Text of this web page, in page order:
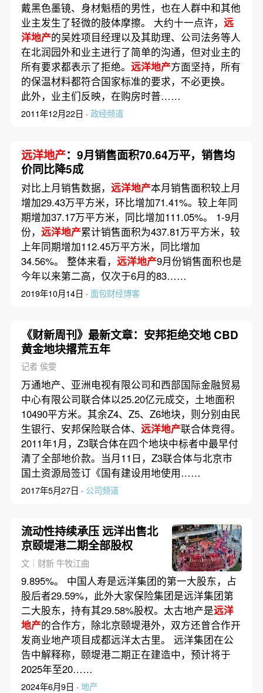
戴黑色墨镜、身材魁梧的男性，也在人群中和其他
业主发生了轻微的肢体摩擦。 大约十一点许， 远
洋地产的吴姓项目经理以及其助理、公司法务等人
在北润园外和业主进行了简单的沟通，但对业主的
所有要求都表示了拒绝。 远洋地产方面坚持，所有
的保温材料都符合国家标准的要求，不必更换。
此外，业主们反映，在购房时普……
2011年12月22日 · 政经频道
远洋地产：9月销售面积70.64万平，销售均
价同比降5成
对比上月销售数据， 远洋地产本月销售面积较上月
增加29.43万平方米，环比增加71.41%。较上年同
期增加37.17万平方米，同比增加111.05%。 1-9月
份， 远洋地产累计销售面积为437.81万平方米，较
上年同期增加112.45万平方米，同比增加
34.56%。 整体来看， 远洋地产9月份销售面积也是
今年以来第二高，仅次于6月的83……
2019年10月14日 · 面包财经博客
《财新周刊》最新文章：安邦拒绝交地 CBD
黄金地块撂荒五年
记者 侯雯
万通地产、亚洲电视有限公司和西部国际金融贸易
中心有限公司联合体以25.20亿元成交，土地面积
10490平方米。其余Z4、Z5、Z6地块，则分别由民
生银行、安邦保险联合体、 远洋地产联合体竞得。
2011年1月，Z3联合体在四个地块中标者中最早付
清了全部地价款。当月11日，Z3联合体与北京市
国土资源局签订《国有建设用地使用……
2017年5月27日 · 公司频道
流动性持续承压 远洋出售北
京颐堤港二期全部股权
文｜财新 牛牧江曲
9.895%。 中国人寿是远洋集团的第一大股东，占
股后者29.59%，此外大家保险集团是远洋集团第
二大股东，持有其29.58%股权。太古地产是远洋
地产的合作方，除北京颐堤港外，双方还曾合作开
发商业地产项目成都远洋太古里。 远洋集团在公
告中解释称，颐堤港二期正在建造中，预计将于
2025年至20……
2024年6月9日 · 地产